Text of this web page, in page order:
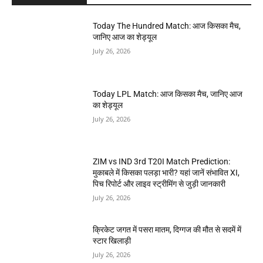
Today The Hundred Match: आज किसका मैच,
जानिए आज का शेड्यूल
July 26, 2026
Today LPL Match: आज किसका मैच, जानिए आज
का शेड्यूल
July 26, 2026
ZIM vs IND 3rd T20I Match Prediction:
मुकाबले में किसका पलड़ा भारी? यहां जानें संभावित XI,
पिच रिपोर्ट और लाइव स्ट्रीमिंग से जुड़ी जानकारी
July 26, 2026
क्रिकेट जगत में पसरा मातम, दिग्गज की मौत से सदमें में
स्टार खिलाड़ी
July 26, 2026